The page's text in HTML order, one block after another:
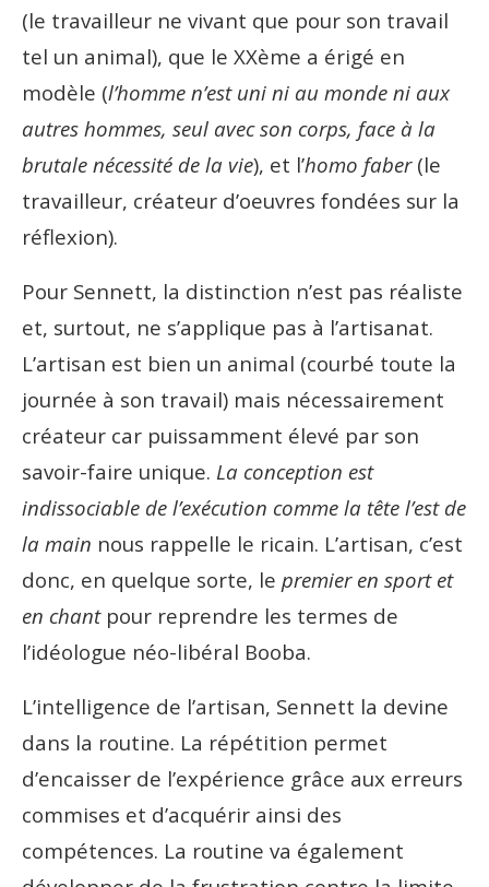
(le travailleur ne vivant que pour son travail
tel un animal), que le XXème a érigé en
modèle (l’homme n’est uni ni au monde ni aux
autres hommes, seul avec son corps, face à la
brutale nécessité de la vie), et l’homo faber(le
travailleur, créateur d’oeuvres fondées sur la
réflexion).
Pour Sennett, la distinction n’est pas réaliste
et, surtout, ne s’applique pas à l’artisanat.
L’artisan est bien un animal (courbé toute la
journée à son travail) mais nécessairement
créateur car puissamment élevé par son
savoir-faire unique. La conception est
indissociable de l’exécution comme la tête l’est de
la main nous rappelle le ricain. L’artisan, c’est
donc, en quelque sorte, le premier en sport et
en chantpour reprendre les termes de
l’idéologue néo-libéral Booba.
L’intelligence de l’artisan, Sennett la devine
dans la routine. La répétition permet
d’encaisser de l’expérience grâce aux erreurs
commises et d’acquérir ainsi des
compétences. La routine va également